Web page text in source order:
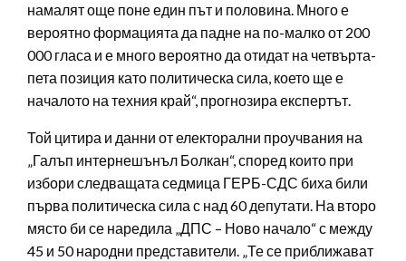
намалят още поне един път и половина. Много е
вероятно формацията да падне на по-малко от 200
000 гласа и е много вероятно да отидат на четвърта-
пета позиция като политическа сила, което ще е
началото на техния край“, прогнозира експертът.
Той цитира и данни от електорални проучвания на
„Галъп интернешънъл Болкан“, според които при
избори следващата седмица ГЕРБ-СДС биха били
първа политическа сила с над 60 депутати. На второ
място би се наредила „ДПС – Ново начало“ с между
45 и 50 народни представители. „Те се приближават